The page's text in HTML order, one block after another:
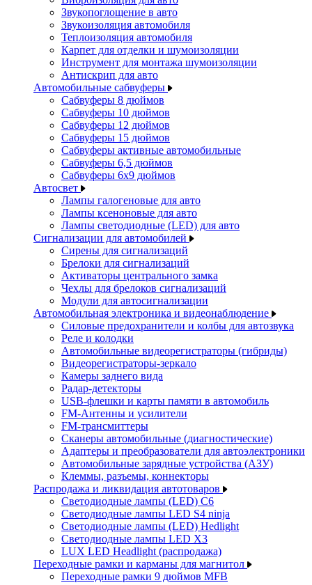
Звукопоглощение в авто
Звукоизоляция автомобиля
Теплоизоляция автомобиля
Карпет для отделки и шумоизоляции
Инструмент для монтажа шумоизоляции
Антискрип для авто
Автомобильные сабвуферы
Сабвуферы 8 дюймов
Сабвуферы 10 дюймов
Сабвуферы 12 дюймов
Сабвуферы 15 дюймов
Сабвуферы активные автомобильные
Сабвуферы 6,5 дюймов
Сабвуферы 6x9 дюймов
Автосвет
Лампы галогеновые для авто
Лампы ксеноновые для авто
Лампы светодиодные (LED) для авто
Сигнализации для автомобилей
Сирены для сигнализаций
Брелоки для сигнализаций
Активаторы центрального замка
Чехлы для брелоков сигнализаций
Модули для автосигнализации
Автомобильная электроника и видеонаблюдение
Силовые предохранители и колбы для автозвука
Реле и колодки
Автомобильные видеорегистраторы (гибриды)
Видеорегистраторы-зеркало
Камеры заднего вида
Радар-детекторы
USB-флешки и карты памяти в автомобиль
FM-Антенны и усилители
FM-трансмиттеры
Сканеры автомобильные (диагностические)
Адаптеры и преобразователи для автоэлектроники
Автомобильные зарядные устройства (АЗУ)
Клеммы, разъемы, коннекторы
Распродажа и ликвидация автотоваров
Светодиодные лампы (LED) C6
Светодиодные лампы LED S4 ninja
Светодиодные лампы (LED) Hedlight
Светодиодные лампы LED X3
LUX LED Headlight (распродажа)
Переходные рамки и карманы для магнитол
Переходные рамки 9 дюймов MFB